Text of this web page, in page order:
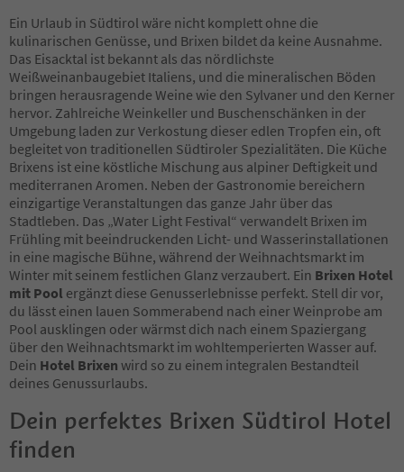
Ein Urlaub in Südtirol wäre nicht komplett ohne die
kulinarischen Genüsse, und Brixen bildet da keine Ausnahme.
Das Eisacktal ist bekannt als das nördlichste
Weißweinanbaugebiet Italiens, und die mineralischen Böden
bringen herausragende Weine wie den Sylvaner und den Kerner
hervor. Zahlreiche Weinkeller und Buschenschänken in der
Umgebung laden zur Verkostung dieser edlen Tropfen ein, oft
begleitet von traditionellen Südtiroler Spezialitäten. Die Küche
Brixens ist eine köstliche Mischung aus alpiner Deftigkeit und
mediterranen Aromen. Neben der Gastronomie bereichern
einzigartige Veranstaltungen das ganze Jahr über das
Stadtleben. Das „Water Light Festival“ verwandelt Brixen im
Frühling mit beeindruckenden Licht- und Wasserinstallationen
in eine magische Bühne, während der Weihnachtsmarkt im
Winter mit seinem festlichen Glanz verzaubert. Ein Brixen Hotel
mit Pool ergänzt diese Genusserlebnisse perfekt. Stell dir vor,
du lässt einen lauen Sommerabend nach einer Weinprobe am
Pool ausklingen oder wärmst dich nach einem Spaziergang
über den Weihnachtsmarkt im wohltemperierten Wasser auf.
Dein Hotel Brixen wird so zu einem integralen Bestandteil
deines Genussurlaubs.
Dein perfektes Brixen Südtirol Hotel
finden